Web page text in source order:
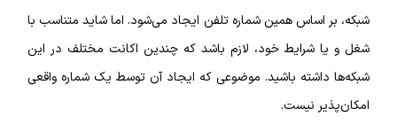
شبکه، بر اساس همین شماره تلفن ایجاد می‌شود. اما شاید متناسب با
شغل و یا شرایط خود، لازم باشد که چندین اکانت مختلف در این
شبکه‌ها داشته باشید. موضوعی که ایجاد آن توسط یک شماره واقعی
امکان‌‌پذیر نیست.